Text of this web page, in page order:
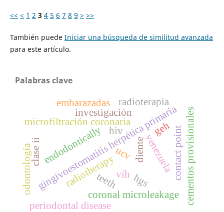
<< < 1 2 3 4 5 6 7 8 9 > >>
También puede Iniciar una búsqueda de similitud avanzada
para este artículo.
Palabras clave
gingivoestomatitis herpética primaria
geh
hgs
microfiltración coronaria cementos provisionales
coronal microleakage
endodontically
odontología venezuela
ucv
investigación
diente
teeth contact point
radioterapia
radiotherapy
periodontal disease
embarazadas
vih
hiv
clase ii